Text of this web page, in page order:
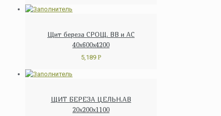
Щит береза СРОЩ. ВВ и АС
40x600x4200
5,189 Р
ЩИТ БЕРЕЗА ЦЕЛЬН.АВ
20x200x1100